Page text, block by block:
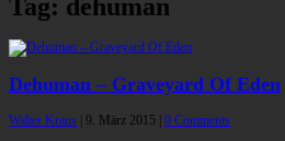
Tag: dehuman
Dehuman – Graveyard Of Eden
Walter Kraus 9. März 2015
0 Comments